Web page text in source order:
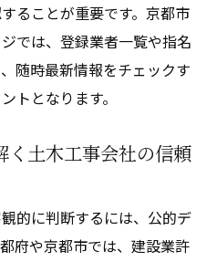
土木工事の客観的評価方
覧を使った評価基準整
設業許可業者一覧の活用
ータの読み解き方
工事会社の特徴と強み
ることが重要です。京都市
では、登録業者一覧や指名
随時最新情報をチェックす
トとなります。
く土木工事会社の信頼
的に判断するには、公的デ
府や京都市では、建設業許